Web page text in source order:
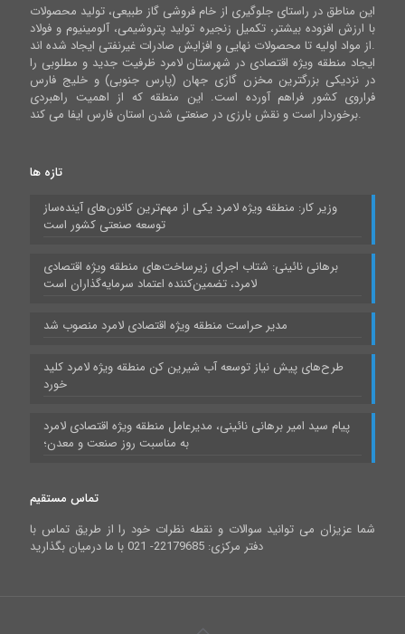
این مناطق در راستای جلوگیری از خام فروشی گاز طبیعی، تولید محصولات
با ارزش افزوده بیشتر، تکمیل زنجیره تولید پتروشیمی، آلومینیوم و فولاد
از مواد اولیه تا محصولات نهایی و افزایش صادرات غیرنفتی ایجاد شده اند.
ایجاد منطقه ویژه اقتصادی در شهرستان لامرد ظرفیت جدید و مطلوبی را
در نزدیکی بزرگترین مخزن گازی جهان (پارس جنوبی) و خلیج فارس
فراروی کشور فراهم آورده است. این منطقه که از اهمیت راهبردی
برخوردار است و نقش بارزی در صنعتی شدن استان فارس ایفا می کند.
تازه ها
وزیر کار: منطقه ویژه لامرد یکی از مهم‌ترین کانون‌های آینده‌ساز
توسعه صنعتی کشور است
برهانی نائینی: شتاب اجرای زیرساخت‌های منطقه ویژه اقتصادی
لامرد، تضمین‌کننده اعتماد سرمایه‌گذاران است
مدیر حراست منطقه ویژه اقتصادی لامرد منصوب شد
طرح‌های پیش نیاز توسعه آب شیرین کن منطقه ویژه لامرد کلید
خورد
پیام سید امیر برهانی نائینی، مدیرعامل منطقه ویژه اقتصادی لامرد
به مناسبت روز صنعت و معدن؛
تماس مستقیم
شما عزیزان می توانید سوالات و نقطه نظرات خود را از طریق تماس با
دفتر مرکزی: 22179685- 021 با ما درمیان بگذارید